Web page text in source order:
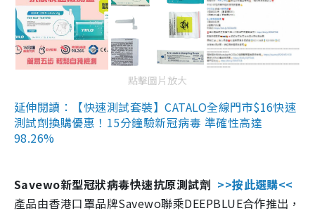
點擊圖片放大
延伸閱讀：【快速測試套裝】CATALO全線門市$16快速
測試劑換購優惠！15分鐘驗新冠病毒 準確性高達
98.26%
Savewo新型冠狀病毒快速抗原測試劑 >>按此選購<<
產品由香港口罩品牌Savewo聯乘DEEPBLUE合作推出，